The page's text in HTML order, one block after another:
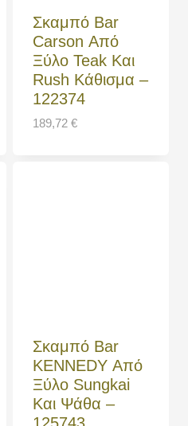
Σκαμπό Bar
Carson Από
Ξύλο Teak Και
Rush Κάθισμα –
122374
189,72 €
Σκαμπό Bar
KENNEDY Από
Ξύλο Sungkai
Και Ψάθα –